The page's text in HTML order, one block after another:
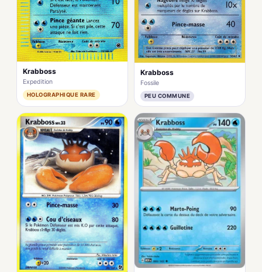
Krabboss
Expedition
HOLOGRAPHIQUE RARE
Krabboss
Fossile
PEU COMMUNE